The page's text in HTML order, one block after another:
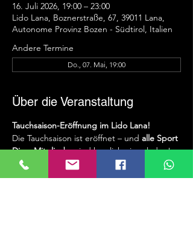
16. Juli 2026, 19:00 – 23:00
Lido Lana, Boznerstraße, 67, 39011 Lana,
Autonome Provinz Bozen - Südtirol, Italien
Andere Termine
Do., 07. Mai, 19:00
Über die Veranstaltung
Tauchsaison-Eröffnung im Lido Lana!
Die Tauchsaison ist eröffnet – und alle Sport
Diver Mitglieder sind herzlich eingeladen!
Jeden
Donnerstag trifft sich der
Diver Clubabend zu abwechslungsreichen